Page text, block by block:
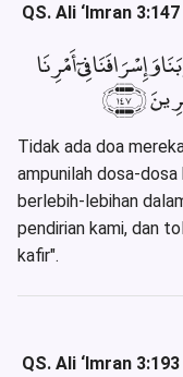
QS. Ali ‘Imran 3:147
وَإِسْرَافَنَا فِىٓ أَمْرِنَا
﴿١٤٧﴾
Tidak ada doa
ampunilah dosa-
berlebih-lebihan
pendirian kami, dan
kafir".
QS. Ali ‘Imran 3:193